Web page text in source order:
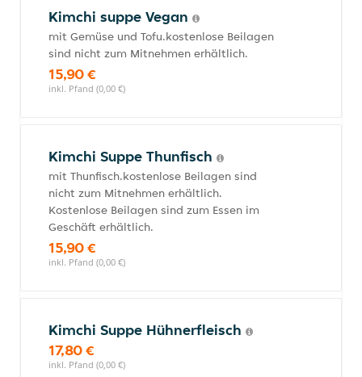
Kimchi suppe Vegan
mit Gemüse und Tofu.kostenlose Beilagen
sind nicht zum Mitnehmen erhältlich.
15,90 €
inkl. Pfand (0,00 €)
Kimchi Suppe Thunfisch
mit Thunfisch.kostenlose Beilagen sind
nicht zum Mitnehmen erhältlich.
Kostenlose Beilagen sind zum Essen im
Geschäft erhältlich.
15,90 €
inkl. Pfand (0,00 €)
Kimchi Suppe Hühnerfleisch
17,80 €
inkl. Pfand (0,00 €)